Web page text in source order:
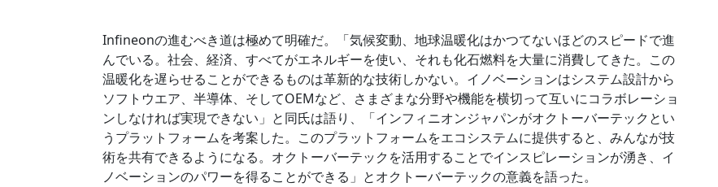
Infineonの進むべき道は極めて明確だ。「気候変動、地球温暖化はかつてないほどのスピードで進
んでいる。社会、経済、すべてがエネルギーを使い、それも化石燃料を大量に消費してきた。この
温暖化を遅らせることができるものは革新的な技術しかない。イノベーションはシステム設計から
ソフトウエア、半導体、そしてOEMなど、さまざまな分野や機能を横切って互いにコラボレーショ
ンしなければ実現できない」と同氏は語り、「インフィニオンジャパンがオクトーバーテックとい
うプラットフォームを考案した。このプラットフォームをエコシステムに提供すると、みんなが技
術を共有できるようになる。オクトーバーテックを活用することでインスピレーションが湧き、イ
ノベーションのパワーを得ることができる」とオクトーバーテックの意義を語った。